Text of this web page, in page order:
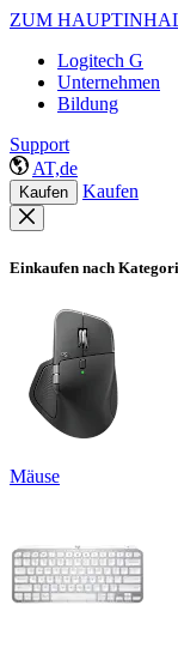
ZUM
Logitech G
Unternehmen
Bildung
Support
AT,de
Kaufen Kaufen
Einkaufen nach
Mäuse